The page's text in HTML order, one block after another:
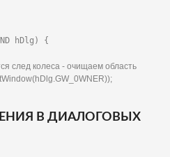
hDlg) {
след колеса - очищаем область
В ДИАЛОГОВЫХ